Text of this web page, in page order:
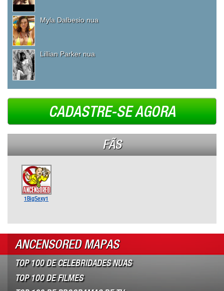
Myla Dalbesio nua
Lillian Parker nua
CADASTRE-SE AGORA
FÃS
1BigSexy1
ANCENSORED MAPAS
TOP 100 DE CELEBRIDADES NUAS
TOP 100 DE FILMES